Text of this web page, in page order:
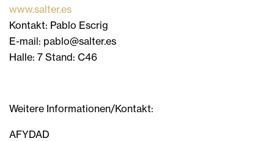
www.salter.es
Kontakt: Pablo Escrig
E-mail: pablo@salter.es
Halle: 7 Stand: C46
Weitere Informationen/Kontakt:
AFYDAD